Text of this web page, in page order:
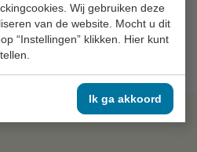
Wij gebruiken deze
van de website. Mocht u dit
“Instellingen” klikken. Hier kunt
Ik ga akkoord